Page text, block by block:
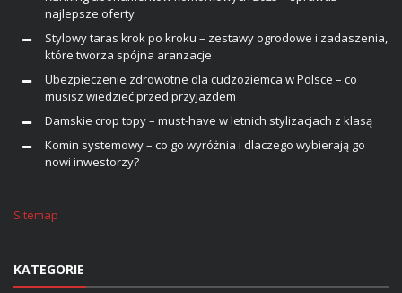
najlepsze oferty
Stylowy taras krok po kroku – zestawy ogrodowe i zadaszenia,
które tworza spójna aranzacje
Ubezpieczenie zdrowotne dla cudzoziemca w Polsce – co
musisz wiedzieć przed przyjazdem
Damskie crop topy – must-have w letnich stylizacjach z klasą
Komin systemowy – co go wyróżnia i dlaczego wybierają go
nowi inwestorzy?
Sitemap
KATEGORIE